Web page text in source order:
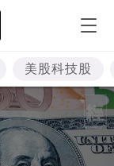
美股科技股